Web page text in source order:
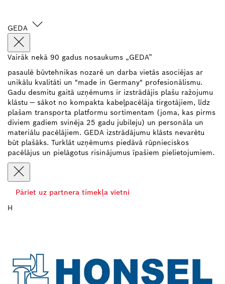
GEDA
Vairāk nekā 90 gadus nosaukums „GEDA”
pasaulē būvtehnikas nozarē un darba vietās asociējas ar
unikālu kvalitāti un "made in Germany" profesionālismu.
Gadu desmitu gaitā uzņēmums ir izstrādājis plašu ražojumu
klāstu — sākot no kompakta kabeļpacēlāja tirgotājiem, līdz
plašam transporta platformu sortimentam (joma, kas pirms
diviem gadiem svinēja 25 gadu jubileju) un personāla un
materiālu pacēlājiem. GEDA izstrādājumu klāsts nevarētu
būt plašāks. Turklāt uzņēmums piedāvā rūpnieciskos
pacēlājus un pielāgotus risinājumus īpašiem pielietojumiem.
Pāriet uz partnera tīmekļa vietni
H